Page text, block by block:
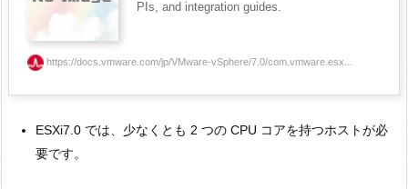
PIs, and integration guides.
https://docs.vmware.com/jp/VMware-vSphere/7.0/com.vmware.esx...
ESXi7.0 では、少なくとも 2 つの CPU コアを持つホストが必
要です。